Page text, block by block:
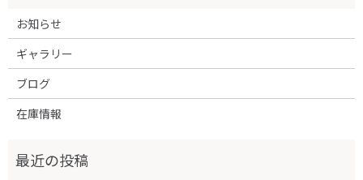
お知らせ
ギャラリー
ブログ
在庫情報